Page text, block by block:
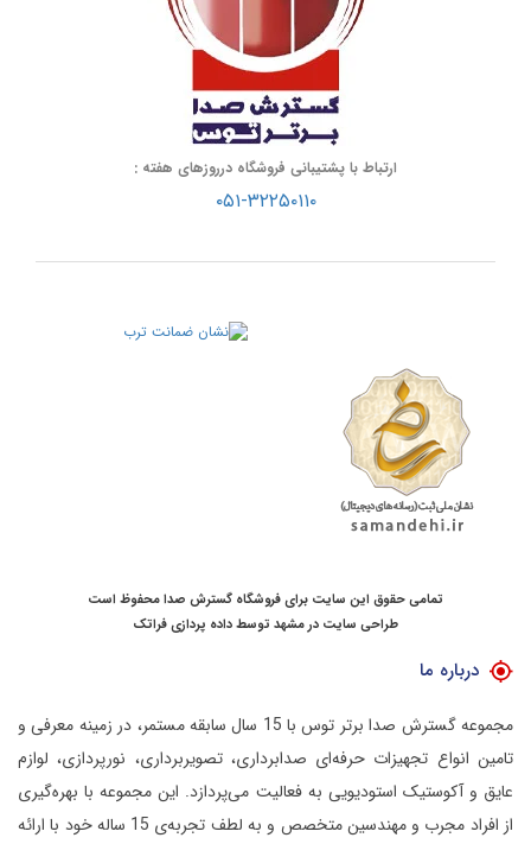
ارتباط با پشتیبانی فروشگاه درروزهای هفته :
۰۵۱-۳۲۲۵۰۱۱۰
تمامی حقوق این سایت برای فروشگاه گسترش صدا محفوظ است
طراحی سایت در مشهد توسطداده پردازی فراتک
درباره ما
مجموعه گسترش صدا برتر توس با 15 سال سابقه مستمر، در زمینه معرفی و
تامین انواع تجهیزات حرفه‌ای صدابرداری، تصویربرداری، نورپردازی، لوازم
عایق و آکوستیک استودیویی به فعالیت می‌پردازد. این مجموعه با بهره‌گیری
از افراد مجرب و مهندسین متخصص و به لطف تجربه‌ی 15 ساله خود با ارائه